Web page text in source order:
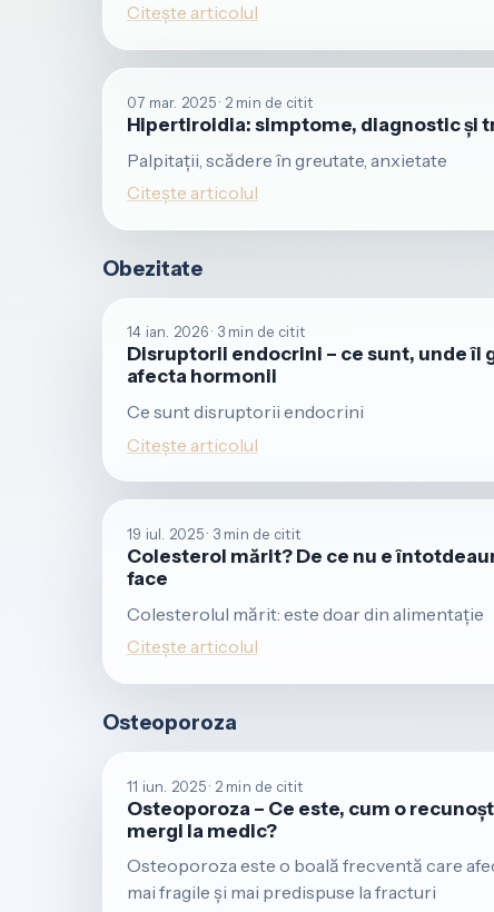
Citește articolul
07 mar. 2025 · 2 min de citit
Hipertiroidia: simptome, diagnostic și
Palpitații, scădere în greutate, anxietate
Citește articolul
Obezitate
14 ian. 2026 · 3 min de citit
Disruptorii endocrini – ce sunt, unde îi
afecta hormonii
Ce sunt disruptorii endocrini
Citește articolul
19 iul. 2025 · 3 min de citit
Colesterol mărit? De ce nu e
face
Colesterolul mărit: este doar din alimentație
Citește articolul
Osteoporoza
11 iun. 2025 · 2 min de citit
Osteoporoza – Ce este, cum o
mergi la medic?
Osteoporoza este o boală frecventă care
mai fragile și mai predispuse la fracturi